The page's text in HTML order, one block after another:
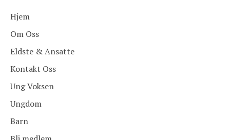
Hjem
Om Oss
Eldste & Ansatte
Kontakt Oss
Ung Voksen
Ungdom
Barn